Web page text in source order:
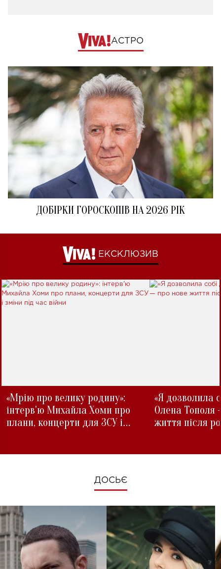
АСТРО
ДОБІРКИ ГОРОСКОПІВ НА 2026 РІК
ЕКСКЛЮЗИВ
«Мрію про велику родину»:
інтерв'ю Михайла Хоми про
плани, концерти для ЗСУ і
«Я дозволила
Олена Тополя
життя після
ДОСЬЄ